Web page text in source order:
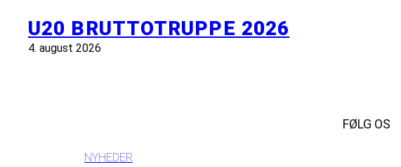
U20 BRUTTOTRUPPE 2026
4. august 2026
NYHEDER
FØLG OS